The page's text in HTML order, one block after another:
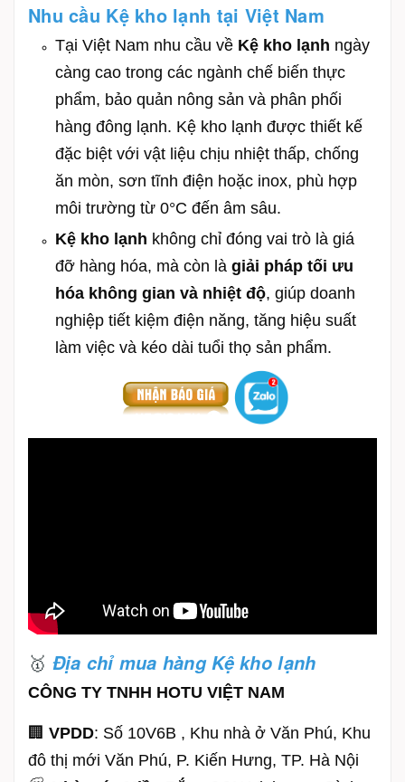
Nhu cầu Kệ kho lạnh tại Việt Nam
Tại Việt Nam nhu cầu về Kệ kho lạnh ngày
càng cao trong các ngành chế biến thực
phẩm, bảo quản nông sản và phân phối
hàng đông lạnh. Kệ kho lạnh được thiết kế
đặc biệt với vật liệu chịu nhiệt thấp, chống
ăn mòn, sơn tĩnh điện hoặc inox, phù hợp
môi trường từ 0°C đến âm sâu.
Kệ kho lạnh không chỉ đóng vai trò là giá
đỡ hàng hóa, mà còn là giải pháp tối ưu
hóa không gian và nhiệt độ, giúp doanh
nghiệp tiết kiệm điện năng, tăng hiệu suất
làm việc và kéo dài tuổi thọ sản phẩm.
🥇 Địa chỉ mua hàng Kệ kho lạnh
CÔNG TY TNHH HOTU VIỆT NAM
🏢 VPDD: Số 10V6B , Khu nhà ở Văn Phú, Khu
đô thị mới Văn Phú, P. Kiến Hưng, TP. Hà Nội